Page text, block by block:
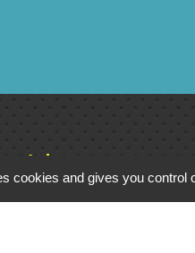
Liens
Cinéma
cookies and gives you control